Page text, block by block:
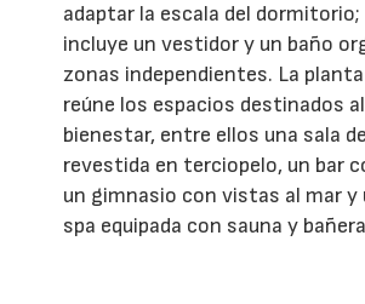
adaptar la escala del dormitorio;
incluye un vestidor y un baño
zonas independientes. La
reúne los espacios destinados
bienestar, entre ellos una sala
revestida en terciopelo, un bar
un gimnasio con vistas al mar y
spa equipada con sauna y